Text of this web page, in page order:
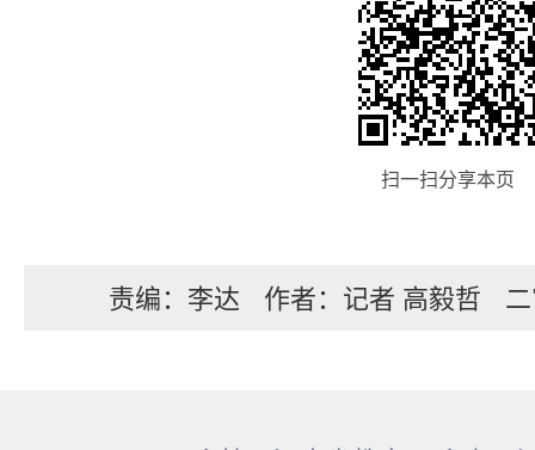
扫一扫分享本页
责编：李达 作者：记者 高毅哲